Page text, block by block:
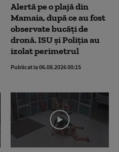
Alertă pe o plajă din
Mamaia, după ce au fost
observate bucăți de
dronă. ISU și Poliția au
izolat perimetrul
Publicat la 06.08.2026 00:15